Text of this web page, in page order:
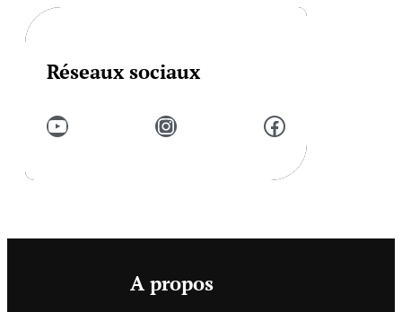
Réseaux sociaux
YouTube Instagram Facebook
A propos